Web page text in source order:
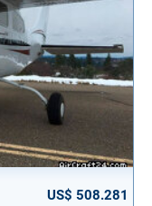
US$ 508.281